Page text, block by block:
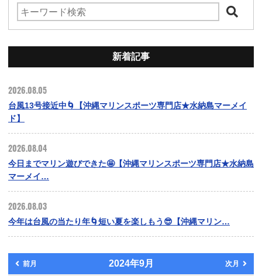
新着記事
2026.08.05
台風13号接近中🌀【沖縄マリンスポーツ専門店★水納島マーメイ
ド】
2026.08.04
今日までマリン遊びできた🤩【沖縄マリンスポーツ専門店★水納島
マーメイ…
2026.08.03
今年は台風の当たり年🌀短い夏を楽しもう😎【沖縄マリン…
前月 2024年9月 次月